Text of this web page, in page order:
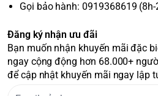
Gọi bảo hành: 0919368619
Đăng ký nhận ưu đãi
Bạn muốn nhận khuyến mãi đặc
ngay cộng động hơn 68.000+
để cập nhật khuyến mãi ngay lập